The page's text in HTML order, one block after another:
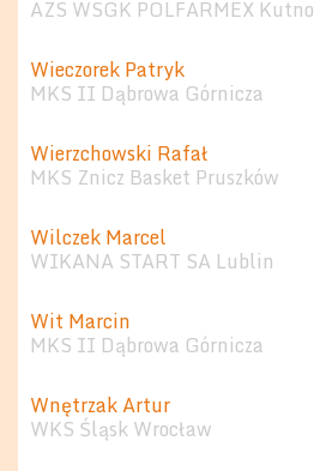
AZS WSGK POLFARMEX Kutno
Wieczorek Patryk
MKS II Dąbrowa Górnicza
Wierzchowski Rafał
MKS Znicz Basket Pruszków
Wilczek Marcel
WIKANA START SA Lublin
Wit Marcin
MKS II Dąbrowa Górnicza
Wnętrzak Artur
WKS Śląsk Wrocław